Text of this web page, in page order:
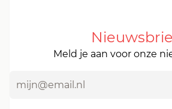
Meld je aan voor onze